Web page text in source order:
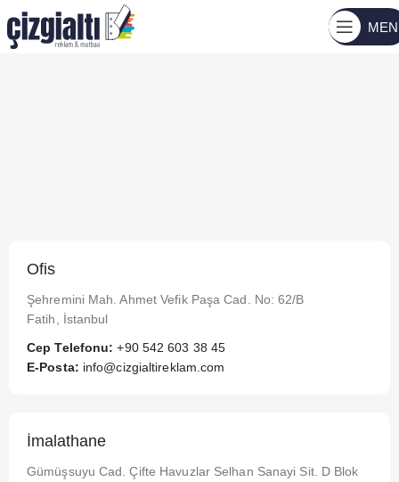
Ofis
Şehremini Mah. Ahmet Vefik Paşa Cad. No: 62/B
Fatih, İstanbul
Cep Telefonu: +90 542 603 38 45
E-Posta: info@cizgialtireklam.com
İmalathane
Gümüşsuyu Cad. Çifte Havuzlar Selhan Sanayi Sit. D Blok